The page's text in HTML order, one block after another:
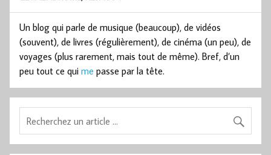
Un blog qui parle de musique (beaucoup), de vidéos
(souvent), de livres (régulièrement), de cinéma (un peu), de
voyages (plus rarement, mais tout de même). Bref, d’un
peu tout ce qui me passe par la tête.